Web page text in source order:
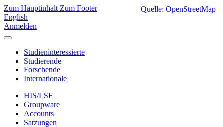
Zum Hauptinhalt Zum Footer
English
Anmelden
Studieninteressierte
Studierende
Forschende
Internationale
HIS/LSF
Groupware
Accounts
Satzungen
Quelle: OpenStreetMap